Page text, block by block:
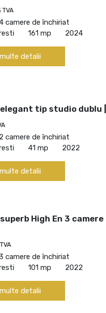
TVA
camere de închiriat
161 mp 2024
detalii
tip studio dublu |
camere de închiriat
41 mp 2022
detalii
High En 3
camere de închiriat
101 mp 2022
detalii